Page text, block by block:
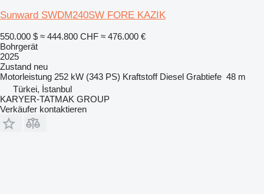
Sunward SWDM240SW FORE KAZIK
550.000 $ ≈ 444.800 CHF ≈ 476.000 €
Bohrgerät
2025
Zustand neu
Motorleistung 252 kW (343 PS) Kraftstoff Diesel Grabtiefe 48 m
Türkei, İstanbul
KARYER-TATMAK GROUP
Verkäufer kontaktieren